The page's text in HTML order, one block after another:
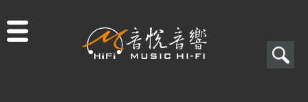
搜
搜
尋